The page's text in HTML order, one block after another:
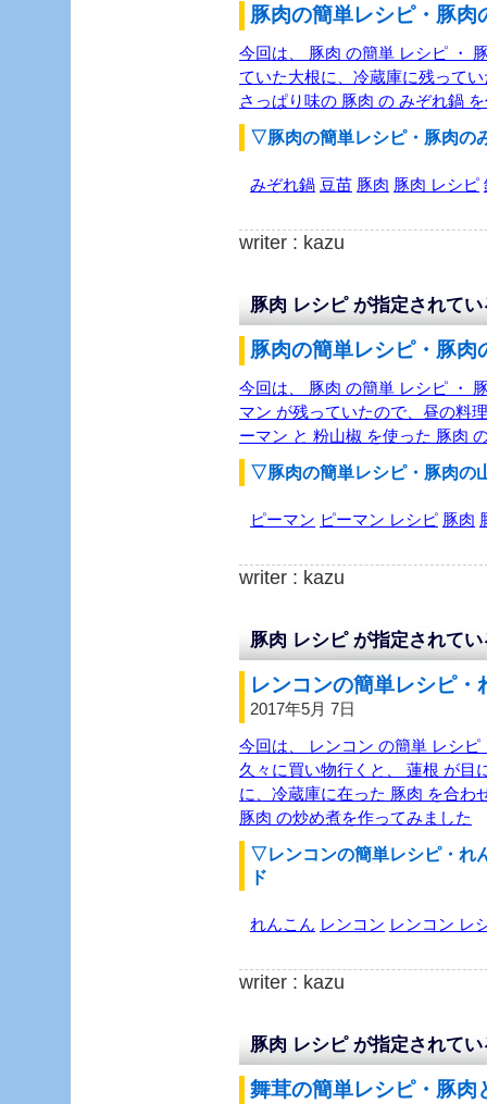
豚肉の簡単レシピ・豚
今回は、 豚肉 の簡単 レシピ ・
ていた大根に、冷蔵庫に残って
さっぱり味の 豚肉 の みぞれ鍋
▽豚肉の簡単レシピ・豚肉の
みぞれ鍋 豆苗 豚肉 豚肉 レシピ
writer : kazu
豚肉 レシピ が指定されて
豚肉の簡単レシピ・豚
今回は、 豚肉 の簡単 レシピ ・
マン が残っていたので、昼の料
ーマン と 粉山椒 を使った 豚肉
▽豚肉の簡単レシピ・豚肉の
ピーマン ピーマン レシピ 豚肉
writer : kazu
豚肉 レシピ が指定されて
レンコンの簡単レシピ
2017年5月 7日
今回は、 レンコン の簡単 レシ
久々に買い物行くと、 蓮根 が目
に、冷蔵庫に在った 豚肉 を合わ
豚肉 の炒め煮を作ってみました
▽レンコンの簡単レシピ・れ
ド
れんこん レンコン レンコン レ
writer : kazu
豚肉 レシピ が指定されて
舞茸の簡単レシピ・豚